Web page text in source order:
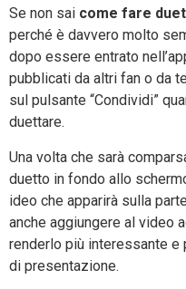
Se non sai come fare
perché è davvero molto
dopo essere entrato
pubblicati da altri fan o da
sul pulsante “Condividi”
duettare.
Una volta che sarà
duetto in fondo allo
ideo che apparirà sulla
anche aggiungere al
renderlo più interessante e
di presentazione.